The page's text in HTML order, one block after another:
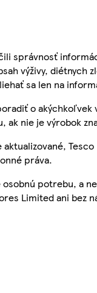
správnosť
výživy, diétnych
sa len na
o akýchkoľvek
ak nie je výrobok
práva.
potrebu, a
Limited ani bez